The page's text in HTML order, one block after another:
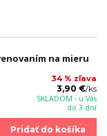
na mieru
34 % zľava
3,90 €/ks
SKLADOM - u Vás
do 3 dní
Pridať do košíka